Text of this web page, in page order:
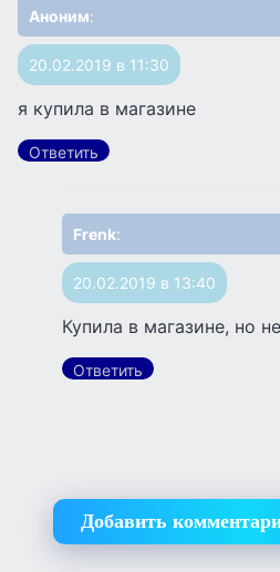
Аноним:
20.02.2019 в 11:30
я купила в магазине
Ответить
Frenk:
20.02.2019 в 13:40
Купила в магазине, но
Ответить
Добавить